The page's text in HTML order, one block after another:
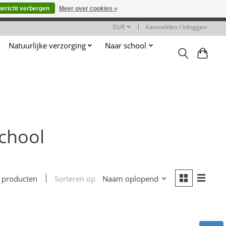
EUR Aanmelden / Inloggen
Natuurlijke verzorging
Naar school
Sorteren op Naam oplopend
verbergen Meer over cookies »
gehonoreerd of verwerkt.